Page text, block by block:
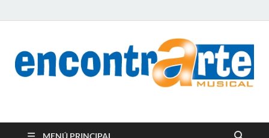
encontrArte Musical